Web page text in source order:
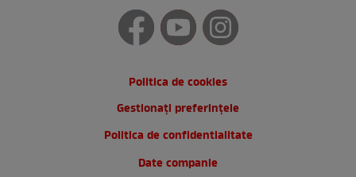
Politica de cookies
Gestionați preferințele
Politica de confidentialitate
Date companie